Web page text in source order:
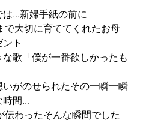
…新婦手紙の前に
で大切に育ててくれたお母
ト
歌「僕が一番欲しかったも
がのせられたその一瞬一瞬
時間…